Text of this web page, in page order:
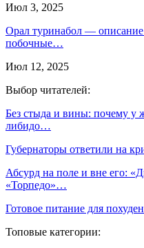
Июл 3, 2025
Орал туринабол — описание
побочные…
Июл 12, 2025
Выбор читателей:
Без стыда и вины: почему у
либидо…
Губернаторы ответили на
Абсурд на поле и вне его:
«Торпедо»…
Готовое питание для
Топовые категории: